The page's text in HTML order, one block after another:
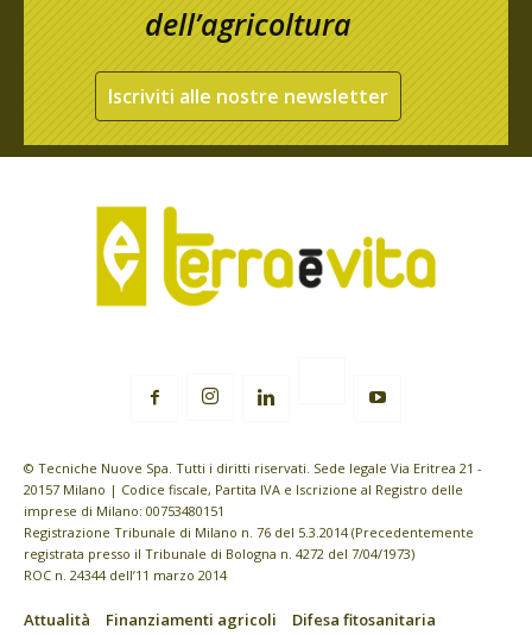
dell’agricoltura
Iscriviti alle nostre newsletter
© Tecniche Nuove Spa. Tutti i diritti riservati. Sede legale Via Eritrea 21 -
20157 Milano | Codice fiscale, Partita IVA e Iscrizione al Registro delle
imprese di Milano: 00753480151
Registrazione Tribunale di Milano n. 76 del 5.3.2014 (Precedentemente
registrata presso il Tribunale di Bologna n. 4272 del 7/04/1973)
ROC n. 24344 dell’11 marzo 2014
Attualità Finanziamenti agricoli
Difesa fitosanitaria